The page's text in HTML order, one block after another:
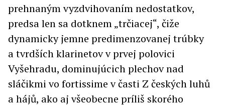
prehnaným vyzdvihovaním nedostatkov,
predsa len sa dotknem „trčiacej“, čiže
dynamicky jemne predimenzovanej trúbky
a tvrdších klarinetov v prvej polovici
Vyšehradu, dominujúcich plechov nad
sláčikmi vo fortissime v časti Z českých luhů
a hájů, ako aj všeobecne príliš skorého